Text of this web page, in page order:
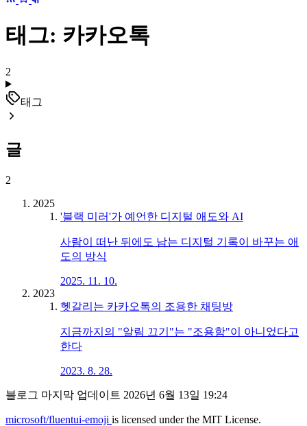
태그: 카카오톡
2
태그
글
2
2025
'블랙 미러'가 예언한 디지털 애도와 AI
사람이 떠난 뒤에도 남는 디지털 기록이 바꾸는 애
도의 방식
2025. 11. 10.
2023
헷갈리는 카카오톡의 조용한 채팅방
지금까지의 "알림 끄기"는 "조용함"이 아니었다고
한다
2023. 8. 28.
블로그 마지막 업데이트 2026년 6월 13일 19:24
microsoft/fluentui-emoji is licensed under the MIT License.